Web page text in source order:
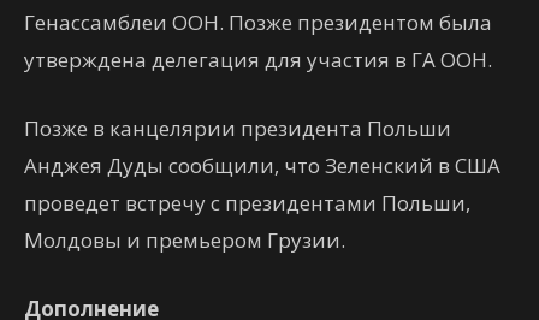
Генассамблеи ООН. Позже президентом была
утверждена делегация для участия в ГА ООН.
Позже в канцелярии президента Польши
Анджея Дуды сообщили, что Зеленский в США
проведет встречу с президентами Польши,
Молдовы и премьером Грузии.
Дополнение